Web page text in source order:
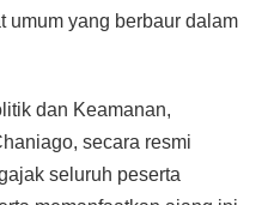
umum yang berbaur dalam
dan Keamanan,
secara resmi
seluruh peserta